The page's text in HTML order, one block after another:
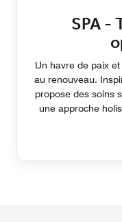
SPA -
Un havre de paix
au renouveau.
propose des soins
une approche